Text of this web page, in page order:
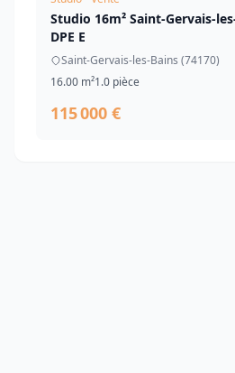
Studio 16m² Saint-Gervais-
DPE E
Saint-Gervais-les-Bains (74170)
16.00 m²1.0 pièce
115 000 €